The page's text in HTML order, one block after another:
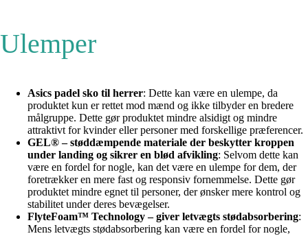
Ulemper
Asics padel sko til herrer: Dette kan være en ulempe, da
produktet kun er rettet mod mænd og ikke tilbyder en bredere
målgruppe. Dette gør produktet mindre alsidigt og mindre
attraktivt for kvinder eller personer med forskellige præferencer.
GEL® – støddæmpende materiale der beskytter kroppen
under landing og sikrer en blød afvikling: Selvom dette kan
være en fordel for nogle, kan det være en ulempe for dem, der
foretrækker en mere fast og responsiv fornemmelse. Dette gør
produktet mindre egnet til personer, der ønsker mere kontrol og
stabilitet under deres bevægelser.
FlyteFoam™ Technology – giver letvægts stødabsorbering:
Mens letvægts stødabsorbering kan være en fordel for nogle,